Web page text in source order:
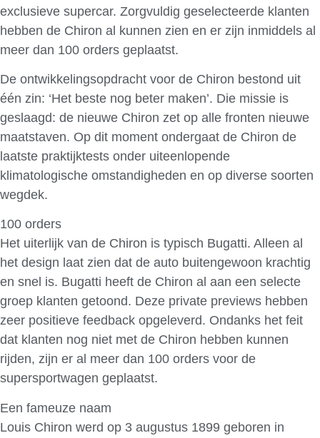
exclusieve supercar. Zorgvuldig geselecteerde klanten
hebben de Chiron al kunnen zien en er zijn inmiddels al
meer dan 100 orders geplaatst.
De ontwikkelingsopdracht voor de Chiron bestond uit
één zin: ‘Het beste nog beter maken’. Die missie is
geslaagd: de nieuwe Chiron zet op alle fronten nieuwe
maatstaven. Op dit moment ondergaat de Chiron de
laatste praktijktests onder uiteenlopende
klimatologische omstandigheden en op diverse soorten
wegdek.
100 orders
Het uiterlijk van de Chiron is typisch Bugatti. Alleen al
het design laat zien dat de auto buitengewoon krachtig
en snel is. Bugatti heeft de Chiron al aan een selecte
groep klanten getoond. Deze private previews hebben
zeer positieve feedback opgeleverd. Ondanks het feit
dat klanten nog niet met de Chiron hebben kunnen
rijden, zijn er al meer dan 100 orders voor de
supersportwagen geplaatst.
Een fameuze naam
Louis Chiron werd op 3 augustus 1899 geboren in